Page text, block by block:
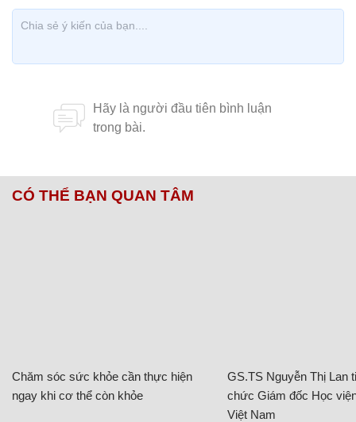
CÓ THỂ BẠN QUAN TÂM
Chăm sóc sức khỏe cần thực hiện
ngay khi cơ thể còn khỏe
GS.TS Nguyễn Thị Lan
chức Giám đốc Học
Việt Nam